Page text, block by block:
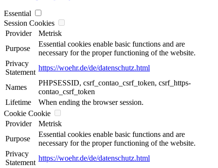
Essential
Session Cookies
Provider
Metrisk
Purpose
Essential cookies enable basic functions and are
necessary for the proper functioning of the website.
Privacy
Statement
https://woehr.de/de/datenschutz.html
Names
PHPSESSID, csrf_contao_csrf_token, csrf_https-
contao_csrf_token
Lifetime
When ending the browser session.
Cookie Cookie
Provider
Metrisk
Purpose
Essential cookies enable basic functions and are
necessary for the proper functioning of the website.
Privacy
Statement
https://woehr.de/de/datenschutz.html